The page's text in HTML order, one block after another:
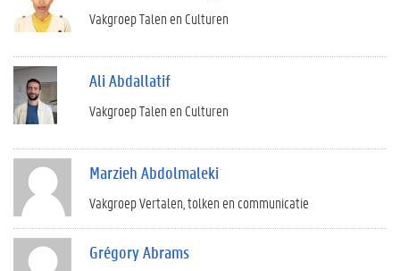
Vakgroep Talen en Culturen
Ali Abdallatif
Vakgroep Talen en Culturen
Marzieh Abdolmaleki
Vakgroep Vertalen, tolken en communicatie
Grégory Abrams